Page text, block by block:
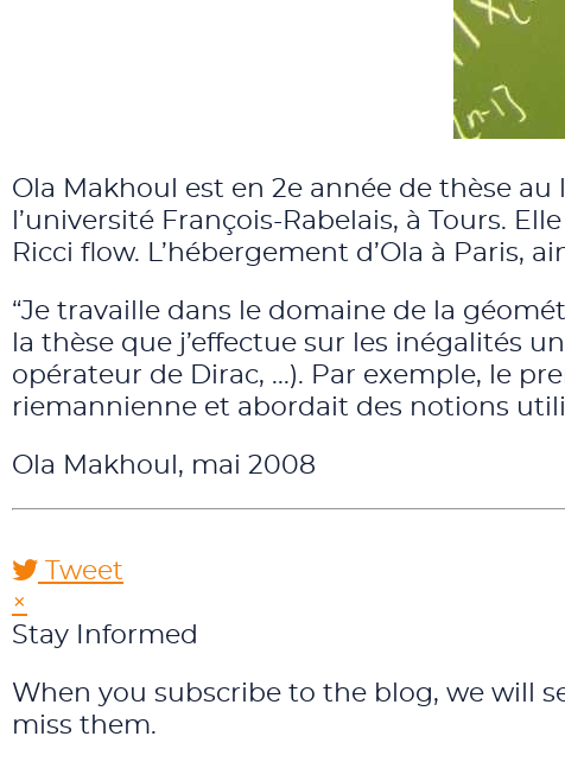
Ola Makhoul est en 2e année de thèse
l’université François-Rabelais, à Tours.
Ricci flow. L’hébergement d’Ola à Paris,
“Je travaille dans le domaine de la
la thèse que j’effectue sur les inégalités
opérateur de Dirac, ...). Par exemple, le
riemannienne et abordait des notions
Ola Makhoul, mai 2008
Tweet
pinterest
×
Stay Informed
When you subscribe to the blog, we will
miss them.